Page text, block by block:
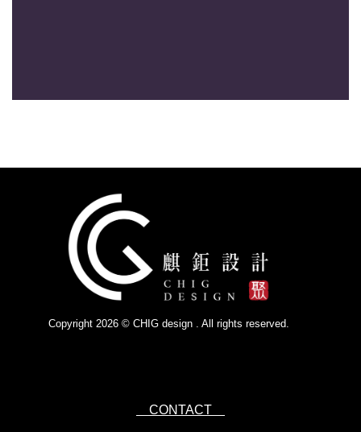
Copyright 2026 © CHIG design . All rights reserved.
CONTACT